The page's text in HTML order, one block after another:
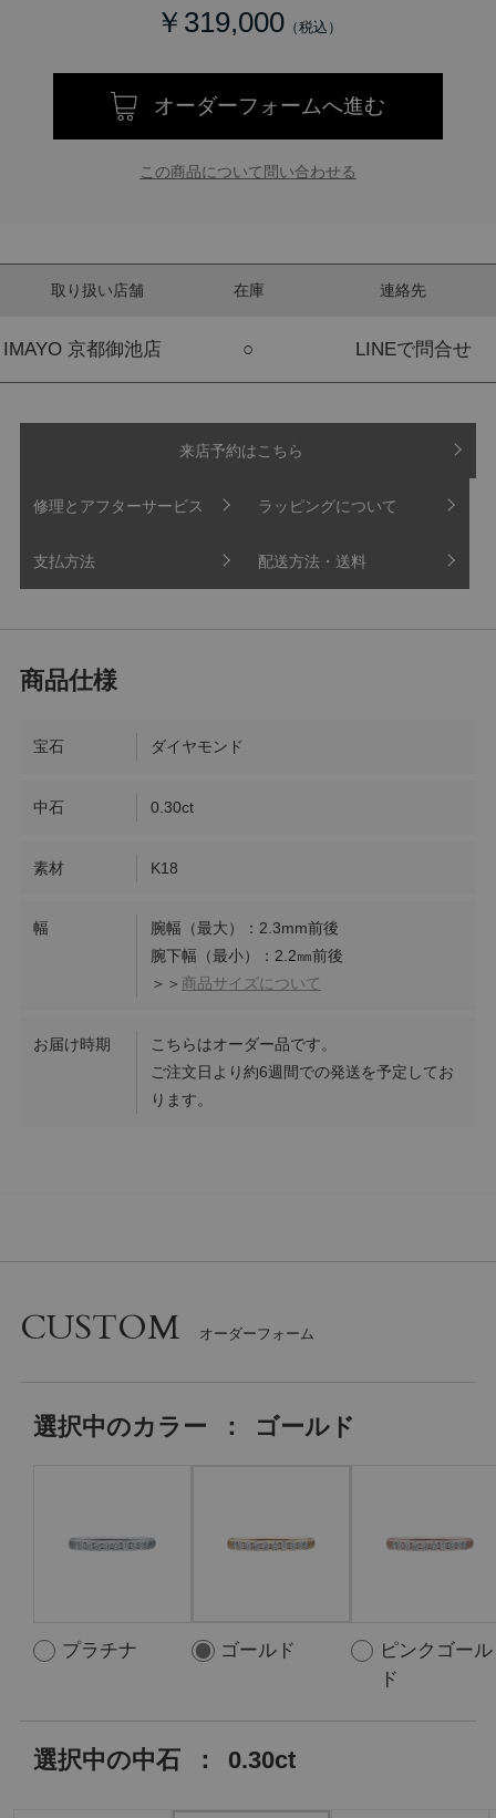
￥319,000
オーダーフォームへ進む
この商品について問い合わせる
取り扱い店舗 在庫 連絡先
IMAYO 京都御池店 ○ LINEで問合せ
来店予約はこちら
修理とアフターサービス ラッピングについて
支払方法 配送方法・送料
宝石 ダイヤモンド
中石 0.30ct
素材 K18
幅
腕幅（最大）：2.3mm前後
腕下幅（最小）：2.2㎜前後
＞＞ 商品サイズについて
お届け時期
こちらはオーダー品です。
ご注文日より約6週間での発送を予定してお
ります。
CUSTOM
選択中のカラー ： ゴールド
プラチナ ゴールド
ピンクゴール
ド
選択中の中石 ： 0.30ct